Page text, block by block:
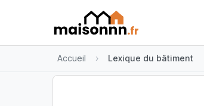
Accueil Lexique du bâtiment